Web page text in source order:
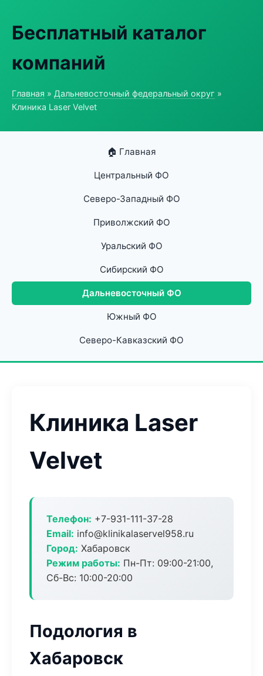
Бесплатный каталог
компаний
Главная » Дальневосточный федеральный округ »
Клиника Laser Velvet
🏠 Главная
Центральный ФО
Северо-Западный ФО
Приволжский ФО
Уральский ФО
Сибирский ФО
Дальневосточный ФО
Южный ФО
Северо-Кавказский ФО
Клиника Laser
Velvet
Телефон: +7-931-111-37-28
Email: info@klinikalaservel958.ru
Город: Хабаровск
Режим работы: Пн-Пт: 09:00-21:00,
Сб-Вс: 10:00-20:00
Подология в
Хабаровск